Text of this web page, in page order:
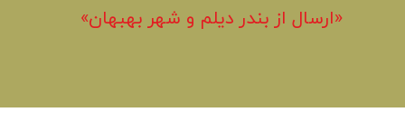
«​ارسال از بندر دیلم و شهر بهبهان»